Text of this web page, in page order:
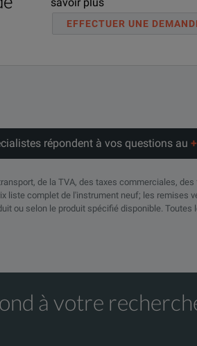
EFFECTUER UNE
répondent à vos questions au
de la TVA, des taxes commerciales,
liste complet de l'instrument neuf; les remises
ou selon le produit spécifié disponible. Toutes
à votre